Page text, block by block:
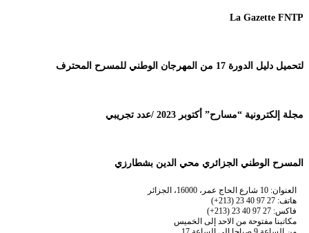
La Gazette FNTP
لتحميل دليل الدورة 17 من المهرجان الوطني للمسرح المحترف
مجلة إلكترونية “مسارح” أكتوبر 2023 /عدد تجريبي
المسرح الوطني الجزائري محي الدين بشطارزي
العنوان: 10 شارع الحاج عمر، 16000، الجزائر
هاتف: 27 97 40 23 (213+)
فاكس: 27 97 40 23 (213+)
مكاتبنا مفتوحة من الاحد إلى الخميس